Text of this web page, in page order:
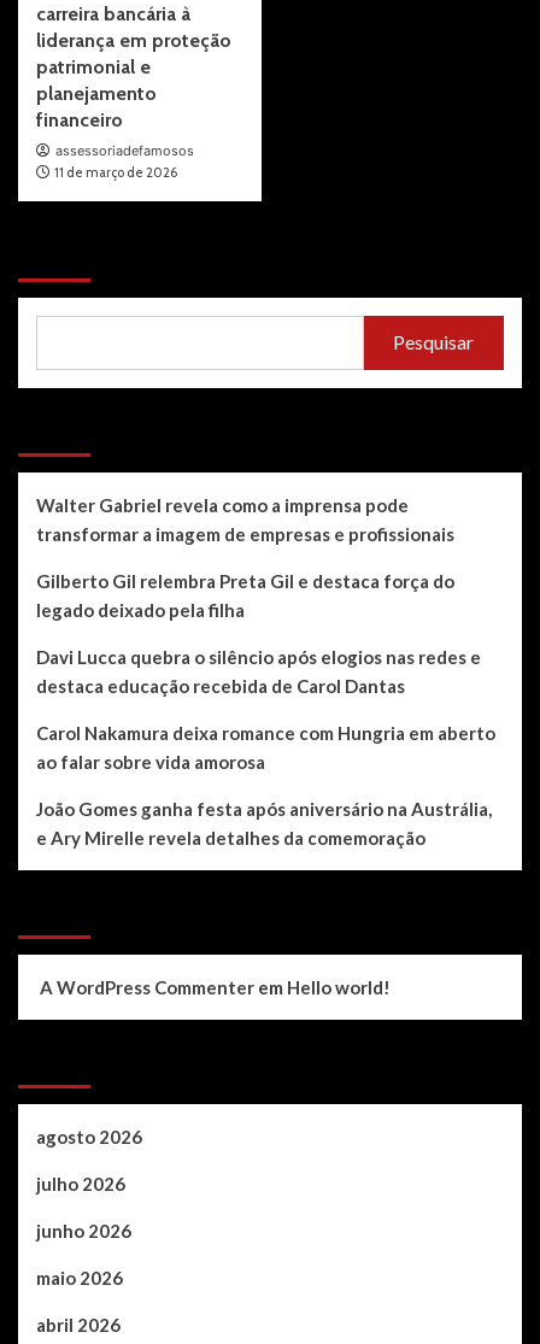
carreira bancária à
liderança em proteção
patrimonial e
planejamento
financeiro
assessoriadefamosos
11 de março de 2026
Pesquisar
Walter Gabriel revela como a imprensa pode
transformar a imagem de empresas e profissionais
Gilberto Gil relembra Preta Gil e destaca força do
legado deixado pela filha
Davi Lucca quebra o silêncio após elogios nas redes e
destaca educação recebida de Carol Dantas
Carol Nakamura deixa romance com Hungria em aberto
ao falar sobre vida amorosa
João Gomes ganha festa após aniversário na Austrália,
e Ary Mirelle revela detalhes da comemoração
A WordPress Commenter em Hello world!
agosto 2026
julho 2026
junho 2026
maio 2026
abril 2026